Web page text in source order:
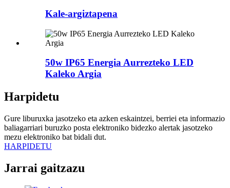
Kale-argiztapena
50w IP65 Energia Aurrezteko LED
Kaleko Argia
Harpidetu
Gure liburuxka jasotzeko eta azken eskaintzei, berriei eta informazio
baliagarriari buruzko posta elektroniko bidezko alertak jasotzeko
mezu elektroniko bat bidali dut.
HARPIDETU
Jarrai gaitzazu